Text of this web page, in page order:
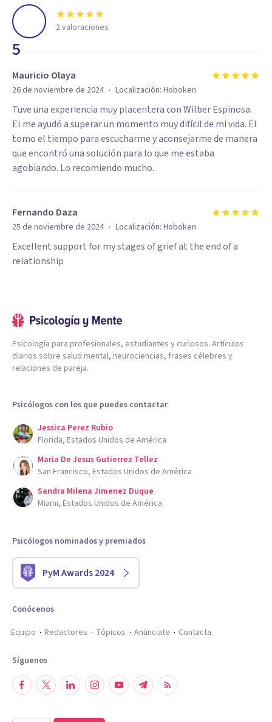
5
2valoraciones
Mauricio Olaya
26 de noviembre de 2024 · Localización: Hoboken
Tuve una experiencia muy placentera con Wilber Espinosa.
El me ayudó a superar un momento muy difícil de mi vida. El
tomo el tiempo para escucharme y aconsejarme de manera
que encontró una solución para lo que me estaba
agobiando. Lo recomiendo mucho.
Fernando Daza
25 de noviembre de 2024 · Localización: Hoboken
Excellent support for my stages of grief at the end of a
relationship
Psicología para profesionales, estudiantes y curiosos. Artículos
diarios sobre salud mental, neurociencias, frases célebres y
relaciones de pareja.
Psicólogos con los que puedes contactar
Jessica Perez Rubio
Florida, Estados Unidos de América
Maria De Jesus Gutierrez Tellez
San Francisco, Estados Unidos de América
Sandra Milena Jimenez Duque
Miami, Estados Unidos de América
Psicólogos nominados y premiados
PyM Awards 2024
Conócenos
Equipo
Redactores Tópicos Anúnciate Contacta
Síguenos